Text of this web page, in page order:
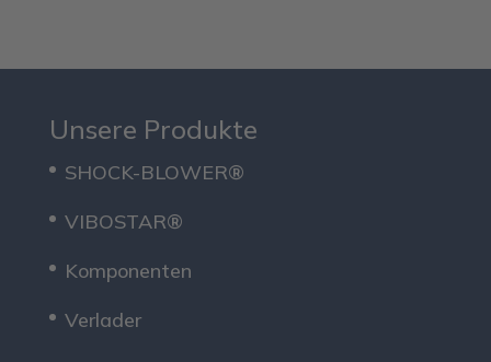
Unsere Produkte
SHOCK-BLOWER®
VIBOSTAR®
Komponenten
Verlader